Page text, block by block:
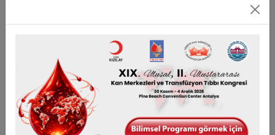
alınması, hazırlanması, saklanması ve kullanılması konusunda
ISBT Kongresi, 2016 yılında XII. AATM Kongresi ve 2020
yılında ise 1. Uluslararası Kan Merkezleri ve Transfüzyon
Tıbbı Kongresi Türkiye Kan Merkezleri ve Transfüzyon
Derneği’nin uluslararası kongreleri olmuştur. Bu yıl, dünyada
kan bankacılığı ve transfüzyon tıbbı alanında isim yapmış
pek çok derneğin katkılarıyla ikinci uluslararası kan
bankacılığı ve transfüzyon tıbbı kongremizi